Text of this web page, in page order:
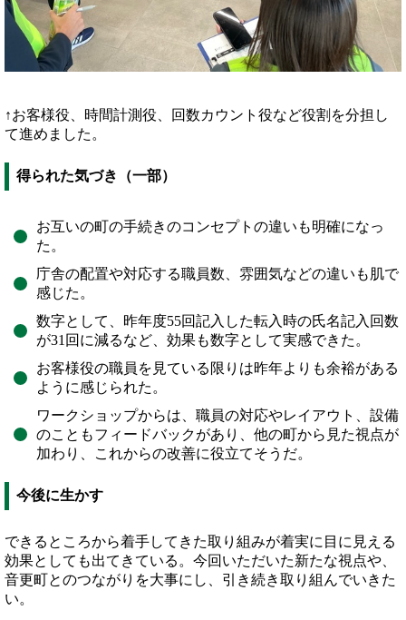
↑お客様役、時間計測役、回数カウント役など役割を分担し
て進めました。
得られた気づき（一部）
お互いの町の手続きのコンセプトの違いも明確になっ
た。
庁舎の配置や対応する職員数、雰囲気などの違いも肌で
感じた。
数字として、昨年度55回記入した転入時の氏名記入回数
が31回に減るなど、効果も数字として実感できた。
お客様役の職員を見ている限りは昨年よりも余裕がある
ように感じられた。
ワークショップからは、職員の対応やレイアウト、設備
のこともフィードバックがあり、他の町から見た視点が
加わり、これからの改善に役立てそうだ。
今後に生かす
できるところから着手してきた取り組みが着実に目に見える
効果としても出てきている。今回いただいた新たな視点や、
音更町とのつながりを大事にし、引き続き取り組んでいきた
い。